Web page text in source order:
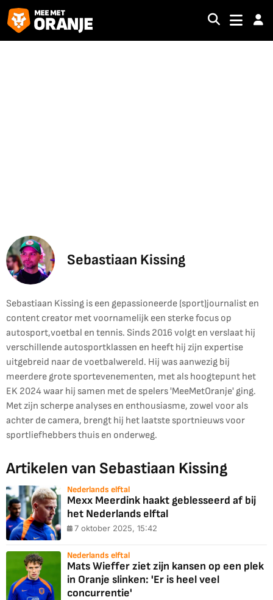
Sebastiaan Kissing
Sebastiaan Kissing is een gepassioneerde (sport)journalist en
content creator met voornamelijk een sterke focus op
autosport,voetbal en tennis. Sinds 2016 volgt en verslaat hij
verschillende autosportklassen en heeft hij zijn expertise
uitgebreid naar de voetbalwereld. Hij was aanwezig bij
meerdere grote sportevenementen, met als hoogtepunt het
EK 2024 waar hij samen met de spelers 'MeeMetOranje' ging.
Met zijn scherpe analyses en enthousiasme, zowel voor als
achter de camera, brengt hij het laatste sportnieuws voor
sportliefhebbers thuis en onderweg.
Artikelen van Sebastiaan Kissing
Nederlands elftal
Mexx Meerdink haakt geblesseerd af bij
het Nederlands elftal
7 oktober 2025, 15:42
Nederlands elftal
Mats Wieffer ziet zijn kansen op een plek
in Oranje slinken: 'Er is heel veel
concurrentie'